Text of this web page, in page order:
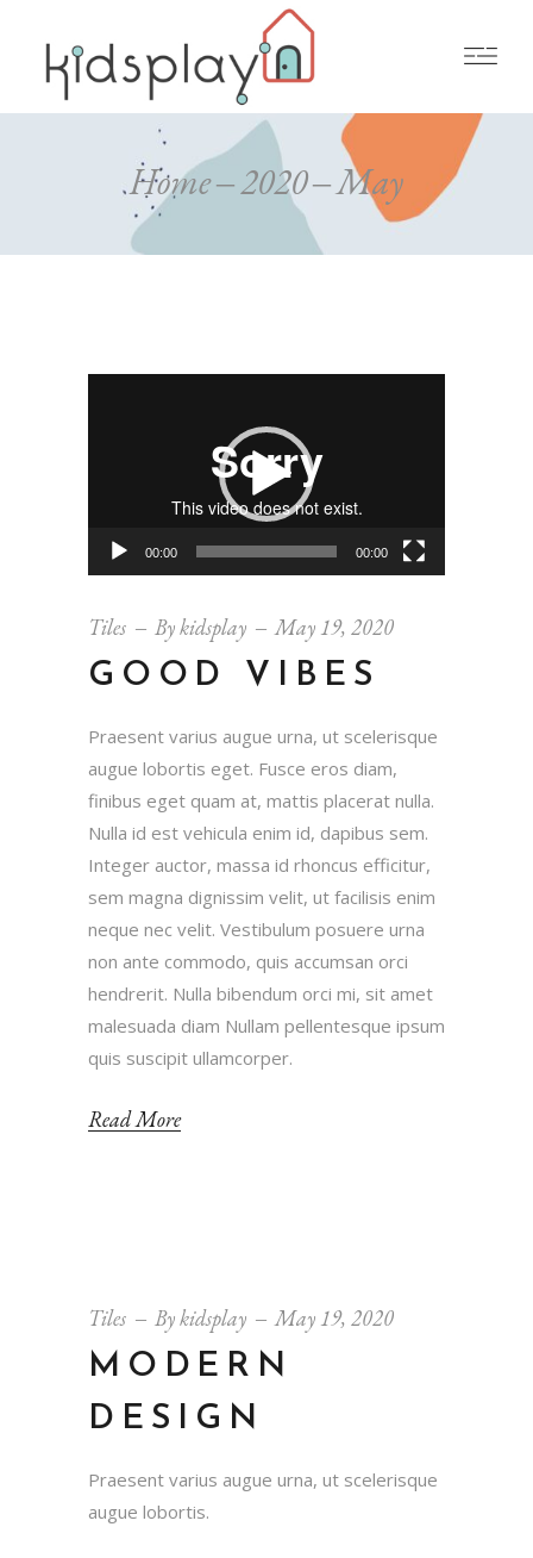
Home 2020 May
00:00 00:00
Tiles Bykidsplay May 19, 2020
GOOD VIBES
Praesent varius augue urna, ut scelerisque
augue lobortis eget. Fusce eros diam,
finibus eget quam at, mattis placerat nulla.
Nulla id est vehicula enim id, dapibus sem.
Integer auctor, massa id rhoncus efficitur,
sem magna dignissim velit, ut facilisis enim
neque nec velit. Vestibulum posuere urna
non ante commodo, quis accumsan orci
hendrerit. Nulla bibendum orci mi, sit amet
malesuada diam Nullam pellentesque ipsum
quis suscipit ullamcorper.
Read More
Tiles Bykidsplay May 19, 2020
MODERN
DESIGN
Praesent varius augue urna, ut scelerisque
augue lobortis.